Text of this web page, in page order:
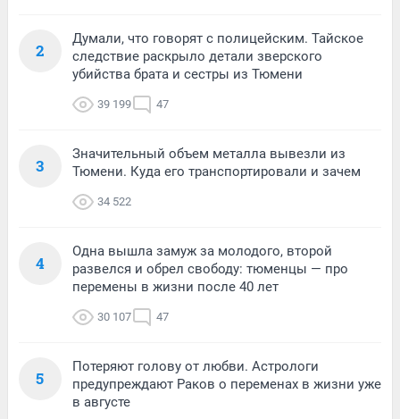
2
Думали, что говорят с полицейским. Тайское
следствие раскрыло детали зверского
убийства брата и сестры из Тюмени
39 199 47
3
Значительный объем металла вывезли из
Тюмени. Куда его транспортировали и зачем
34 522
4
Одна вышла замуж за молодого, второй
развелся и обрел свободу: тюменцы — про
перемены в жизни после 40 лет
30 107 47
5
Потеряют голову от любви. Астрологи
предупреждают Раков о переменах в жизни уже
в августе